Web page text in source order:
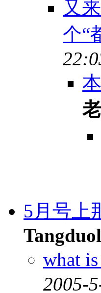
又
个“
5月号上
what
2005-